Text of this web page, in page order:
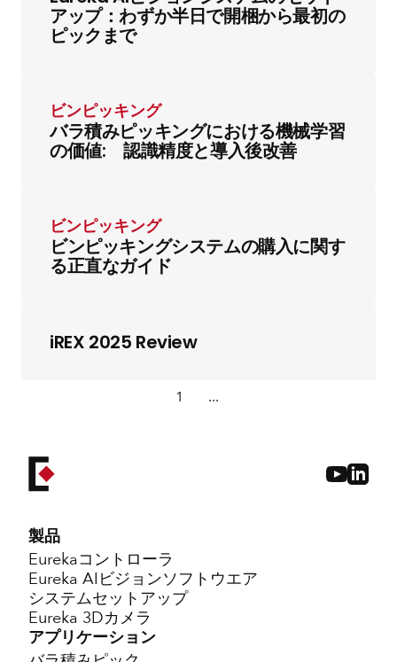
アップ：わずか半日で開梱から最初の
ピックまで
ビンピッキング
バラ積みピッキングにおける機械学習
の価値: 認識精度と導入後改善
ビンピッキング
ビンピッキングシステムの購入に関す
る正直なガイド
iREX 2025 Review
1 ...
製品
Eurekaコントローラ
Eureka AIビジョンソフトウエア
システムセットアップ
Eureka 3Dカメラ
アプリケーション